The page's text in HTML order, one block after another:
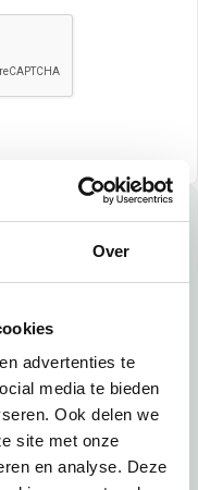
Over
advertenties te
media te bieden
Ook delen we
site met onze
en analyse. Deze
geef de volgende